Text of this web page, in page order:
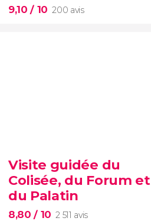
9,10/ 10 200 avis
contrastes de New York
Visite guidée du
Colisée, du Forum et
du Palatin
8,80/ 10 2 511 avis